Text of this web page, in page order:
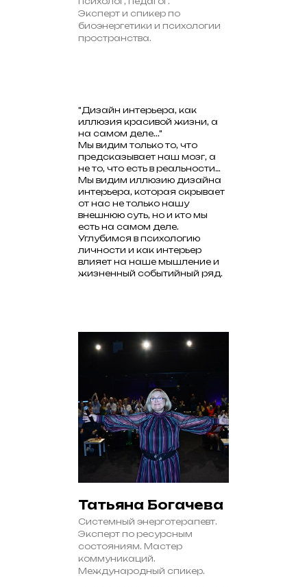
Эксперт и спикер по
биоэнергетики и психологии
пространства.
"Дизайн интерьера, как
иллюзия красивой жизни, а
на самом деле..."
Мы видим только то, что
предсказывает наш мозг, а
не то, что есть в реальности…
Мы видим иллюзию дизайна
интерьера, которая скрывает
от нас не только нашу
внешнюю суть, но и кто мы
есть на самом деле.
Углубимся в психологию
личности и как интерьер
влияет на наше мышление и
жизненный событийный ряд.
Татьяна Богачева
Системный энерготерапевт.
Эксперт по ресурсным
состояниям. Мастер
коммуникаций.
Международный спикер.